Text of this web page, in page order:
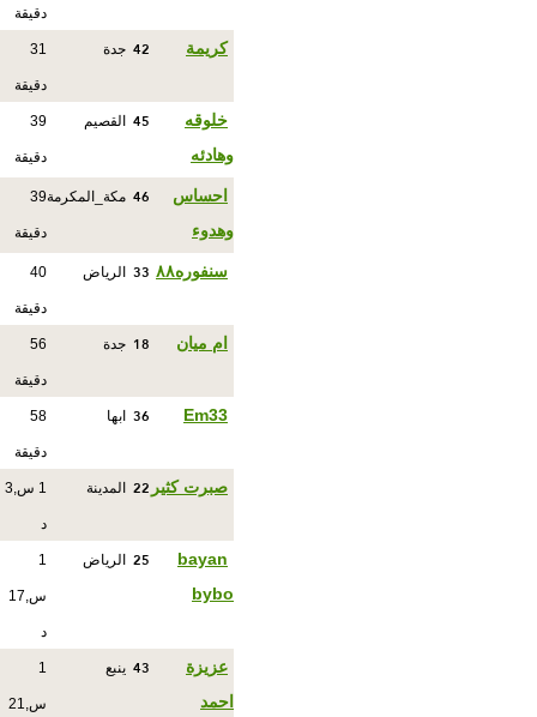
دقيقة
كريمة 42 جدة 31
دقيقة
خلوقه
وهادئه
45 القصيم 39
دقيقة
احساس
وهدوء
46 مكة_المكرمة39
دقيقة
سنفوره٨٨ 33 الرياض 40
دقيقة
ام ميان 18 جدة 56
دقيقة
Em33
36 ابها 58
دقيقة
صبرت كثير 22 المدينة 1 س,3
د
bayan
bybo
25 الرياض 1
س,17
د
عزيزة
احمد
43 ينبع 1
س,21